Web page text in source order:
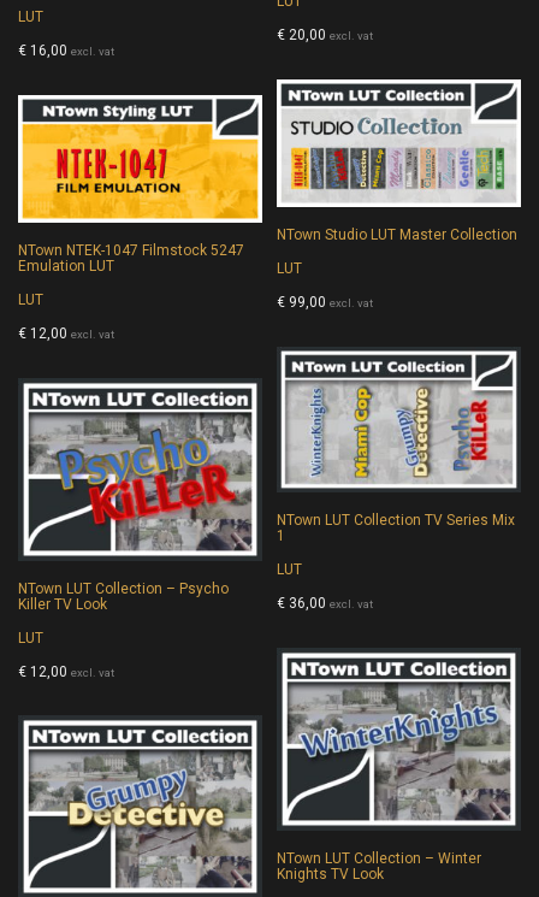
€ 20,00 excl. vat
LUT
€ 16,00 excl. vat
NTown Studio LUT Master Collection
LUT
€ 99,00 excl. vat
NTown NTEK-1047 Filmstock 5247
Emulation LUT
LUT
€ 12,00 excl. vat
NTown LUT Collection TV Series Mix
1
LUT
€ 36,00 excl. vat
NTown LUT Collection – Psycho
Killer TV Look
LUT
€ 12,00 excl. vat
NTown LUT Collection – Winter
Knights TV Look